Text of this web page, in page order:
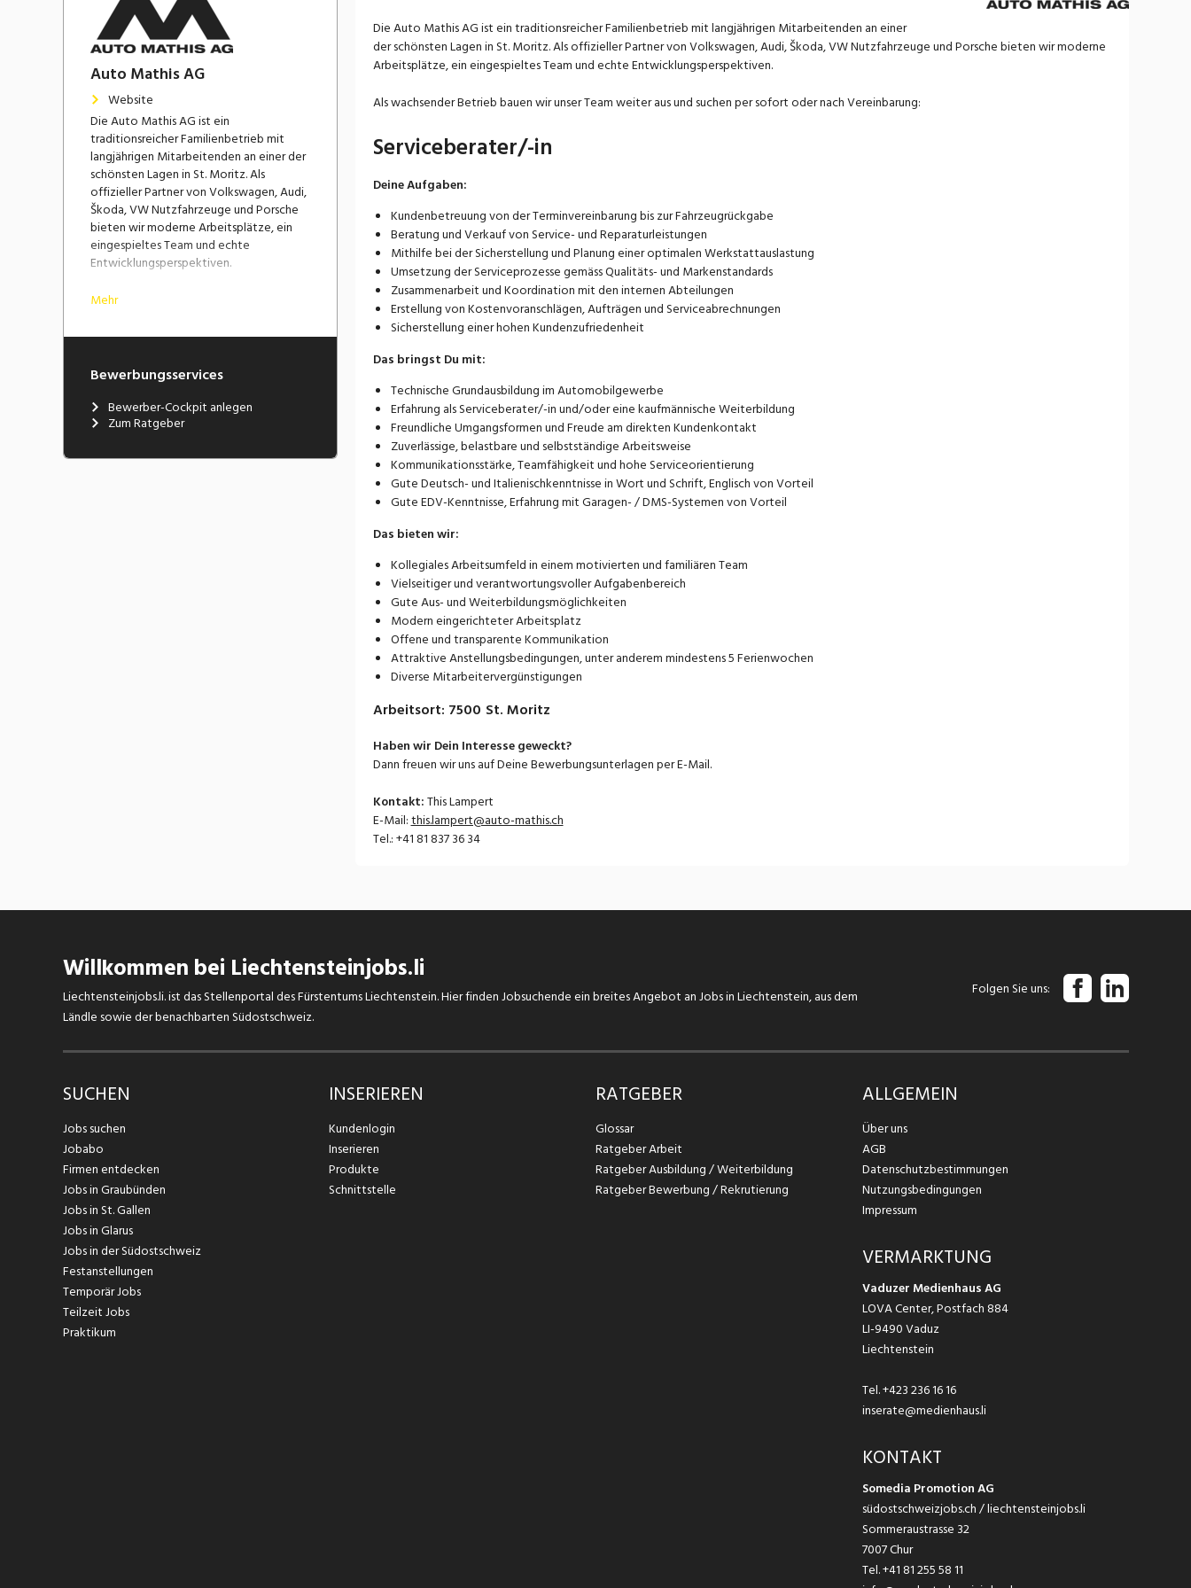
Auto Mathis AG
Website
Die Auto Mathis AG ist ein
traditionsreicher Familienbetrieb mit
langjährigen Mitarbeitenden an einer der
schönsten Lagen in St. Moritz. Als
offizieller Partner von Volkswagen, Audi,
Škoda, VW Nutzfahrzeuge und Porsche
bieten wir moderne Arbeitsplätze, ein
eingespieltes Team und echte
Entwicklungsperspektiven.
Als wachsender Betrieb bauen wir unser
neue Mitarbeitende, die unsere Zukunft
Mehr
Bewerbungsservices
Bewerber-Cockpit anlegen
Zum Ratgeber
Die Auto Mathis AG ist ein traditionsreicher Familienbetrieb mit langjährigen Mitarbeitenden an einer
der schönsten Lagen in St. Moritz. Als offizieller Partner von Volkswagen, Audi, Škoda, VW Nutzfahrzeuge und Porsche bieten wir moderne
Arbeitsplätze, ein eingespieltes Team und echte Entwicklungsperspektiven.
Als wachsender Betrieb bauen wir unser Team weiter aus und suchen per sofort oder nach Vereinbarung:
Serviceberater/-in
Deine Aufgaben:
Kundenbetreuung von der Terminvereinbarung bis zur Fahrzeugrückgabe
Beratung und Verkauf von Service- und Reparaturleistungen
Mithilfe bei der Sicherstellung und Planung einer optimalen Werkstattauslastung
Umsetzung der Serviceprozesse gemäss Qualitäts- und Markenstandards
Zusammenarbeit und Koordination mit den internen Abteilungen
Erstellung von Kostenvoranschlägen, Aufträgen und Serviceabrechnungen
Sicherstellung einer hohen Kundenzufriedenheit
Das bringst Du mit:
Technische Grundausbildung im Automobilgewerbe
Erfahrung als Serviceberater/-in und/oder eine kaufmännische Weiterbildung
Freundliche Umgangsformen und Freude am direkten Kundenkontakt
Zuverlässige, belastbare und selbstständige Arbeitsweise
Kommunikationsstärke, Teamfähigkeit und hohe Serviceorientierung
Gute Deutsch- und Italienischkenntnisse in Wort und Schrift, Englisch von Vorteil
Gute EDV-Kenntnisse, Erfahrung mit Garagen- / DMS-Systemen von Vorteil
Das bieten wir:
Kollegiales Arbeitsumfeld in einem motivierten und familiären Team
Vielseitiger und verantwortungsvoller Aufgabenbereich
Gute Aus- und Weiterbildungsmöglichkeiten
Modern eingerichteter Arbeitsplatz
Offene und transparente Kommunikation
Attraktive Anstellungsbedingungen, unter anderem mindestens 5 Ferienwochen
Diverse Mitarbeitervergünstigungen
Arbeitsort: 7500 St. Moritz
Haben wir Dein Interesse geweckt?
Dann freuen wir uns auf Deine Bewerbungsunterlagen per E-Mail.
Kontakt:This Lampert
E-Mail:this.lampert@auto-mathis.ch
Tel.: +41 81 837 36 34
Willkommen bei Liechtensteinjobs.li
Liechtensteinjobs.li. ist das Stellenportal des Fürstentums Liechtenstein. Hier finden Jobsuchende ein breites Angebot an Jobs in Liechtenstein, aus dem
Ländle sowie der benachbarten Südostschweiz.
Folgen Sie uns
SUCHEN
Jobs suchen
Jobabo
Firmen entdecken
Jobs in Graubünden
Jobs in St. Gallen
Jobs in Glarus
Jobs in der Südostschweiz
Festanstellungen
Temporär Jobs
Teilzeit Jobs
Praktikum
INSERIEREN
Kundenlogin
Inserieren
Produkte
Schnittstelle
RATGEBER
Glossar
Ratgeber Arbeit
Ratgeber Ausbildung / Weiterbildung
Ratgeber Bewerbung / Rekrutierung
ALLGEMEIN
Über uns
AGB
Datenschutzbestimmungen
Nutzungsbedingungen
Impressum
VERMARKTUNG
Vaduzer Medienhaus AG
LOVA Center, Postfach 884
LI-9490 Vaduz
Liechtenstein
Tel.+423 236 16 16
inserate@medienhaus.li
KONTAKT
Somedia Promotion AG
südostschweizjobs.ch / liechtensteinjobs.li
Sommeraustrasse 32
7007 Chur
Tel.+41 81 255 58 11